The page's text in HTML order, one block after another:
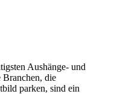
Aushänge- und
Branchen, die
parken, sind ein